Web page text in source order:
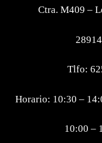
Ctra. M409 –
Tlfo:
Horario: 10:30 –
10:00 –